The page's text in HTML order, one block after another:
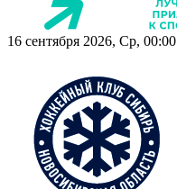
16 сентября 2026, Ср, 00:00